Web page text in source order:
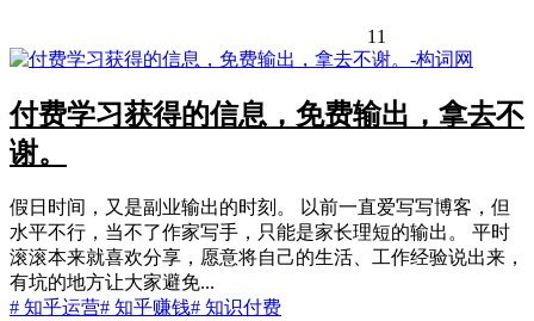
11
付费学习获得的信息，免费输出，拿去不
谢。
假日时间，又是副业输出的时刻。 以前一直爱写写博客，但
水平不行，当不了作家写手，只能是家长理短的输出。 平时
滚滚本来就喜欢分享，愿意将自己的生活、工作经验说出来，
有坑的地方让大家避免...
# 知乎运营# 知乎赚钱# 知识付费